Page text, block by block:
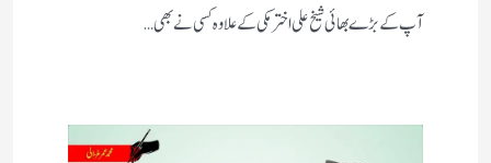
آپ کے بڑے بھائی شیخ علی اختر مکی کے علاوہ کسی نے بھی…